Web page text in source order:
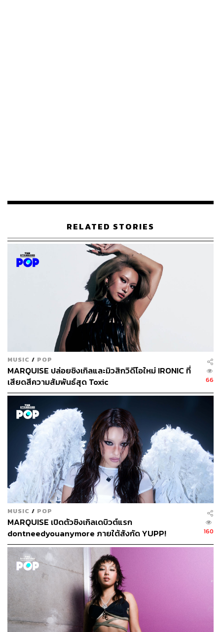
นอกจากพาร์ตดนตรีที่มีเสน่ห์แล้ว มิวสิกวิดีโอยังถือเป็นอีก
หนึ่งหัวใจสำคัญของเพลงนี้อีกด้วย โดยฟาร์ได้เล่าถึงความ
ประทับใจในการถ่ายทำว่า“เรื่องแรกที่อยากจะพูดถึงคือ ฟาร์
อยากขอบคุณพี่ๆ ทีมงานโปรดักชันทุกๆ คน พี่ผู้กำกับ ค่าย
YUPP! ที่ทำให้เพลงFOLLOWมันยิ่งใหญ่ในความรู้สึกฟาร์ม
ากขนาดนี้ ฟาร์อยากให้ทุกคนรู้ว่านี่คือฝีมือคนไทยค่ะ
“ในวันไปถ่ายมิวสิกวิดีโอ
ที่หุบป่าตาด จังหวัดอุทัยธานี คือ
สนุกมาก เข้าป่า เข้าถ้ำ และขี่ช้าง แล้วด้วยความที่ฟาร์ไม่
เคยขี่ช้างมาก่อน ขึ้นไปอยู่บนนั้นนานๆ ก็รู้สึกเมาช้างอยู่
เหมือนกันค่ะ วิงเวียนศีรษะ เหมือนจะเป็นลม แต่ก็ผ่านมาได้
ด้วยดี อยากให้ทุกคนได้ดูกันมากๆ แล้วตอนนี้ก็มี Dance
Challenge ใน TikTok ด้วย เข้าไปเต้น เข้าไปร้องตามกันได้
ค่ะ ฝากเพลงFOLLOWด้วยนะคะ”
รับชมมิวสิกวิดีโอได้ที่:
RELATED STORIES
MUSIC / POP
MARQUISE ปล่อยซิงเกิลและมิวสิกวิดีโอใหม่ IRONIC ที่
เสียดสีความสัมพันธ์สุด Toxic
66
MUSIC / POP
MARQUISE เปิดตัวซิงเกิลเดบิวต์แรก
dontneedyouanymore ภายใต้สังกัด YUPP!
160